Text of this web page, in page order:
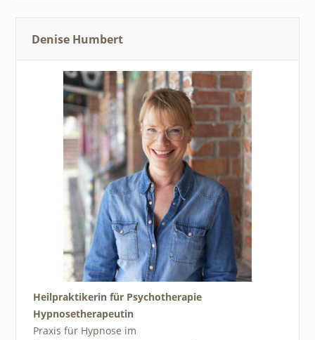
Denise Humbert
Heilpraktikerin für Psychotherapie
Hypnosetherapeutin
Praxis für Hypnose im